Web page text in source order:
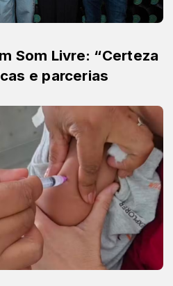
Som Livre: “Certeza
e parcerias